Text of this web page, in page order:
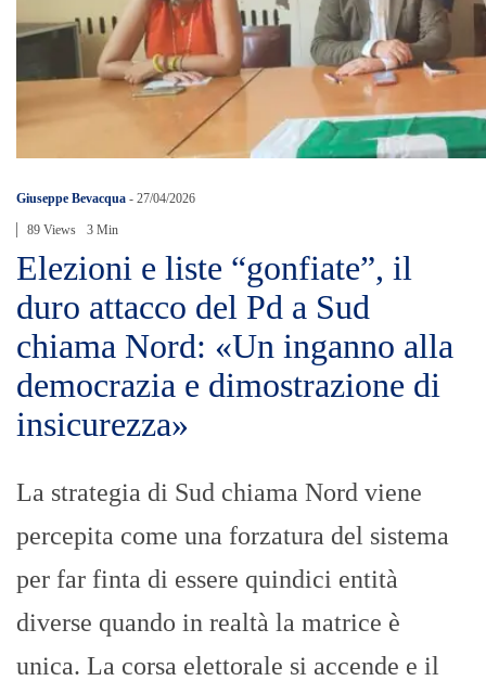
Giuseppe Bevacqua - 27/04/2026
89 Views 3 Min
Elezioni e liste “gonfiate”, il
duro attacco del Pd a Sud
chiama Nord: «Un inganno alla
democrazia e dimostrazione di
insicurezza»
La strategia di Sud chiama Nord viene
percepita come una forzatura del sistema
per far finta di essere quindici entità
diverse quando in realtà la matrice è
unica. La corsa elettorale si accende e il